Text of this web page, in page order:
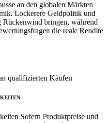
an den globalen Märkten
Lockerere Geldpolitik und
bringen, während
die reale Rendite
qualifizierten Käufen
Sofern Produktpreise und